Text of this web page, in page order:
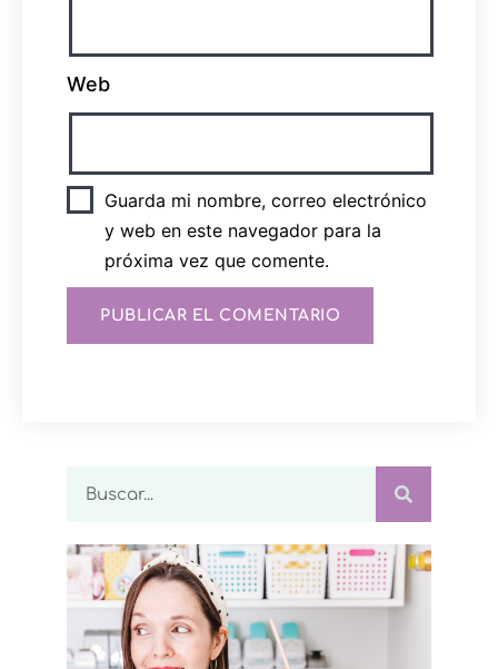
Web
Guarda mi nombre, correo electrónico
y web en este navegador para la
próxima vez que comente.